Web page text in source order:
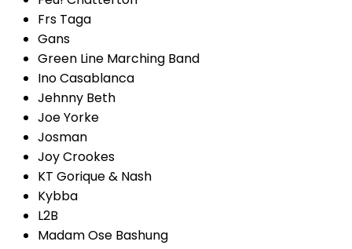
Frs Taga
Gans
Green Line Marching Band
Ino Casablanca
Jehnny Beth
Joe Yorke
Josman
Joy Crookes
KT Gorique & Nash
Kybba
L2B
Madam Ose Bashung